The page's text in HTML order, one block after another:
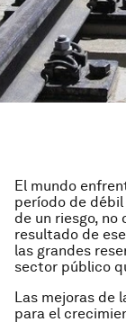
El mundo
período de
de un riesgo,
resultado de
las grandes
sector público
Las mejoras de
para el